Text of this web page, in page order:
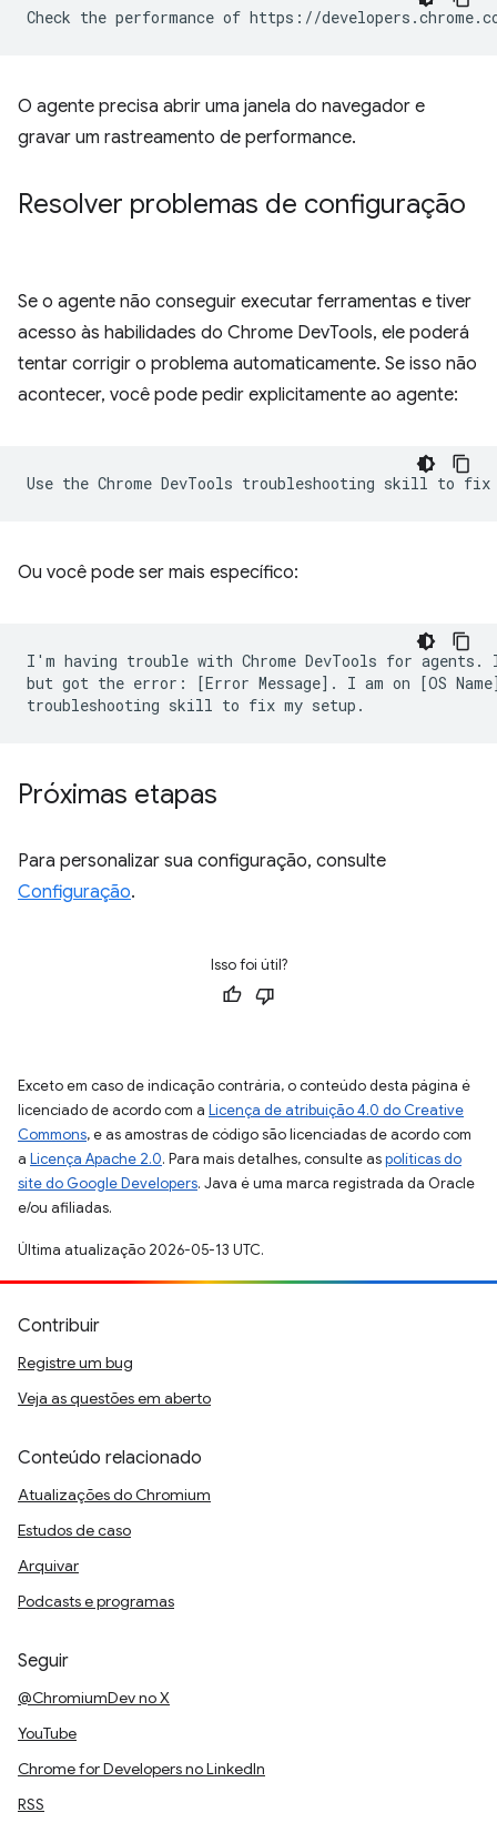
O agente precisa abrir uma janela do navegador e
gravar um rastreamento de performance.
Resolver problemas de configuração
Se o agente não conseguir executar ferramentas e tiver
acesso às habilidades do Chrome DevTools, ele poderá
tentar corrigir o problema automaticamente. Se isso não
acontecer, você pode pedir explicitamente ao agente:
Ou você pode ser mais específico:
I'm having trouble with Chrome DevTools for
but got the error: [Error Message]. I am on [OS
Próximas etapas
Para personalizar sua configuração, consulte
Configuração.
Isso foi útil?
Exceto em caso de indicação contrária, o conteúdo desta página é
licenciado de acordo com a Licença de atribuição 4.0 do Creative
Commons, e as amostras de código são licenciadas de acordo com
a Licença Apache 2.0. Para mais detalhes, consulte aspolíticas do
site do Google Developers. Java é uma marca registrada da Oracle
e/ou afiliadas.
Última atualização 2026-05-13 UTC.
Contribuir
Registre um bug
Veja as questões em aberto
Conteúdo relacionado
Atualizações do Chromium
Estudos de caso
Arquivar
Podcasts e programas
Seguir
@ChromiumDev no X
YouTube
Chrome for Developers no LinkedIn
RSS